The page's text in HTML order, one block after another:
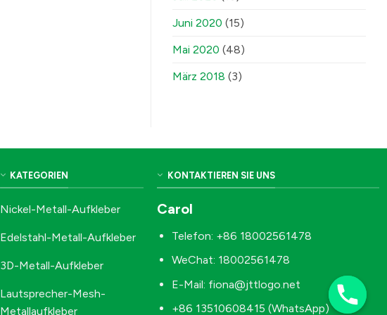
Juni 2020 (15)
Mai 2020 (48)
März 2018 (3)
KATEGORIEN
Nickel-Metall-Aufkleber
Edelstahl-Metall-Aufkleber
3D-Metall-Aufkleber
Lautsprecher-Mesh-
Metallaufkleber
KONTAKTIEREN SIE UNS
Carol
Telefon: +86 18002561478
WeChat: 18002561478
E-Mail: fiona@jttlogo.net
+86 13510608415 (WhatsApp)